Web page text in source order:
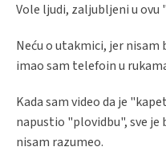
Vole ljudi, zaljubljeni u ovu
Neću o utakmici, jer nisam
imao sam telefoin u
Kada sam video da je
napustio "plovidbu", sve
nisam razumeo.